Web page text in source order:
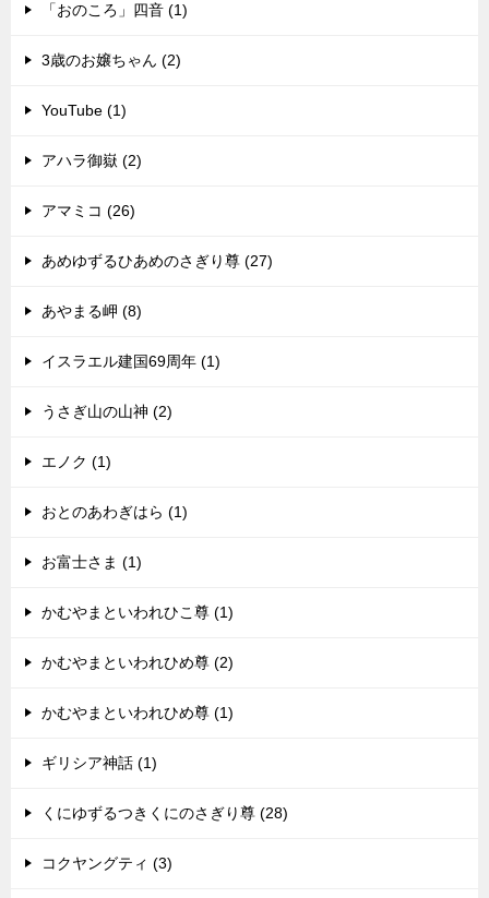
「おのころ」四音 (1)
3歳のお嬢ちゃん (2)
YouTube (1)
アハラ御嶽 (2)
アマミコ (26)
あめゆずるひあめのさぎり尊 (27)
あやまる岬 (8)
イスラエル建国69周年 (1)
うさぎ山の山神 (2)
エノク (1)
おとのあわぎはら (1)
お富士さま (1)
かむやまといわれひこ尊 (1)
かむやまといわれひめ尊 (2)
かむやまといわれひめ尊 (1)
ギリシア神話 (1)
くにゆずるつきくにのさぎり尊 (28)
コクヤングティ (3)